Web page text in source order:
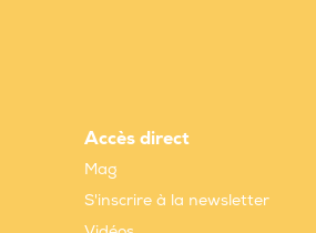
Accès direct
Mag
S'inscrire à la newsletter